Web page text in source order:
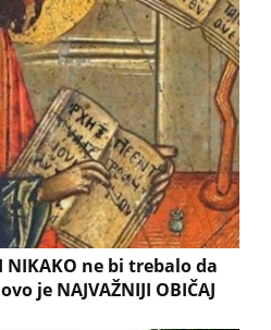
ne bi trebalo da
je NAJVAŽNIJI OBIČAJ